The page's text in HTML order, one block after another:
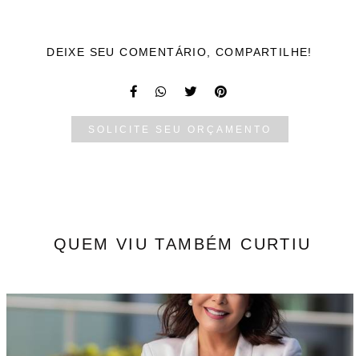
DEIXE SEU COMENTÁRIO, COMPARTILHE!
SOLICITE SEU ORÇAMENTO
QUEM VIU TAMBÉM CURTIU